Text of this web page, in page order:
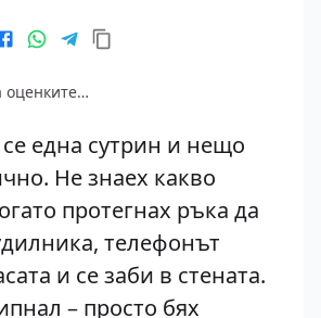
оценките…
една сутрин и нещо
Не знаех какво
протегнах ръка да
телефонът
и се заби в стената.
– просто бях